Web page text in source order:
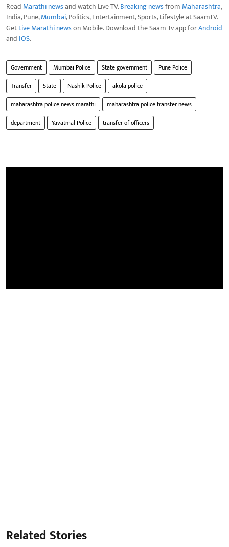
Read Marathi newsand watch Live TV.Breaking newsfrom Maharashtra,
India, Pune,Mumbai, Politics, Entertainment, Sports, Lifestyle at SaamTV.
GetLive Marathi newson Mobile. Download the Saam Tv app forAndroid
and IOS.
Government Mumbai Police State government
Pune Police
Transfer
State Nashik Police
akola police
maharashtra police news marathi
maharashtra police transfer news
department
Yavatmal Police transfer of officers
Related Stories